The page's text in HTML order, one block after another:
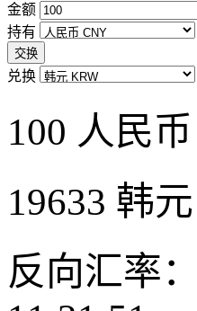
金额
持有
交换
兑换
100 人民
19633 韩元
反向汇率